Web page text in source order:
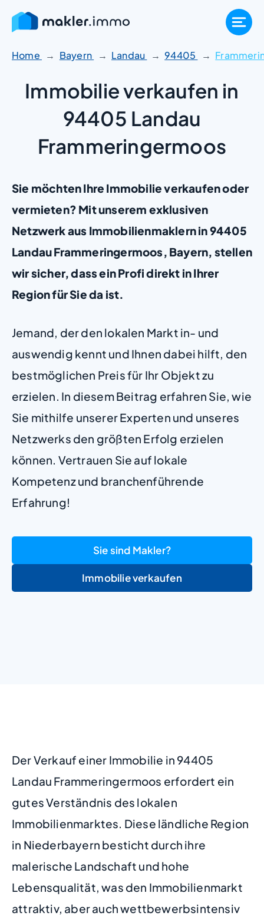
Zum
Inhalt
springen
Home Bayern Landau 94405
Immobilie verkaufen in
94405 Landau
Frammeringermoos
Sie möchten Ihre Immobilie verkaufen oder
vermieten? Mit unserem exklusiven
Netzwerk aus Immobilienmaklern in 94405
Landau Frammeringermoos, Bayern, stellen
wir sicher, dass ein Profi direkt in Ihrer
Region für Sie da ist.
Jemand, der den lokalen Markt in- und
auswendig kennt und Ihnen dabei hilft, den
bestmöglichen Preis für Ihr Objekt zu
erzielen. In diesem Beitrag erfahren Sie, wie
Sie mithilfe unserer Experten und unseres
Netzwerks den größten Erfolg erzielen
können. Vertrauen Sie auf lokale
Kompetenz und branchenführende
Erfahrung!
Sie sind Makler?
Immobilie verkaufen
Der Verkauf einer Immobilie in 94405
Landau Frammeringermoos erfordert ein
gutes Verständnis des lokalen
Immobilienmarktes. Diese ländliche Region
in Niederbayern besticht durch ihre
malerische Landschaft und hohe
Lebensqualität, was den Immobilienmarkt
attraktiv, aber auch wettbewerbsintensiv